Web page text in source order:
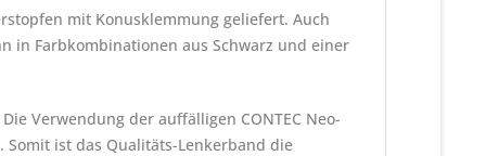
mit Konusklemmung geliefert. Auch
in Farbkombinationen aus Schwarz und einer
Verwendung der auffälligen CONTEC Neo-
ist das Qualitäts-Lenkerband die